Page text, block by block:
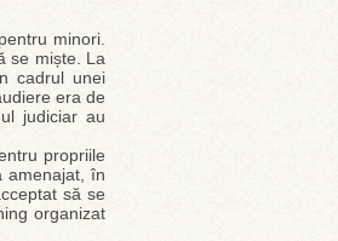
minori.
se miște. La
cadrul unei
era de
judiciar au
propriile
amenajat, în
să se
organizat